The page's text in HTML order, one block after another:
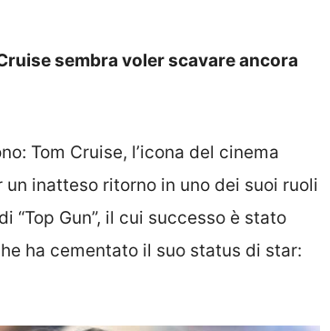
sembra voler scavare ancora
Tom Cruise, l’icona del cinema
inatteso ritorno in uno dei suoi ruoli
“Top Gun”, il cui successo è stato
ha cementato il suo status di star: